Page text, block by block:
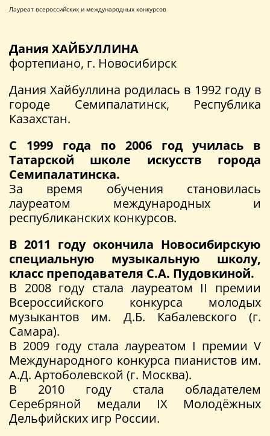
Лауреат всероссийских и международных конкурсов
Дания ХАЙБУЛЛИНА
фортепиано, г. Новосибирск
Дания Хайбуллина родилась в 1992 году в
городе Семипалатинск, Республика
Казахстан.
С 1999 года по 2006 год училась в
Татарской школе искусств города
Семипалатинска.
За время обучения становилась
лауреатом международных и
республиканских конкурсов.
В 2011 году окончила Новосибирскую
специальную музыкальную школу,
класс преподавателя С.А. Пудовкиной.
В 2008 году стала лауреатом II премии
Всероссийского конкурса молодых
музыкантов им. Д.Б. Кабалевского (г.
Самара).
В 2009 году стала лауреатом I премии V
Международного конкурса пианистов им.
А.Д. Артоболевской (г. Москва).
В 2010 году стала обладателем
Серебряной медали IX Молодёжных
Дельфийских игр России.